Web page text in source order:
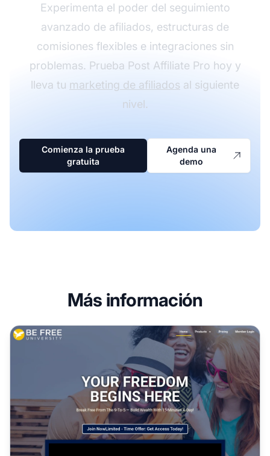
Experimenta el poder del seguimiento
avanzado de afiliados, estructuras de
comisiones flexibles e integraciones sin
problemas. Prueba Post Affiliate Pro hoy y
lleva tu marketing de afiliados al siguiente
nivel.
Comienza la prueba
gratuita
Agenda una
demo
Más información
Programa de Afiliados de Be Free University